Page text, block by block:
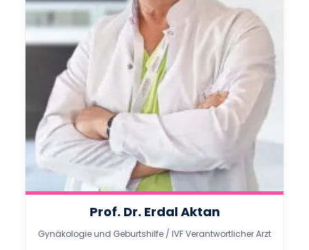
Prof. Dr. Erdal Aktan
Gynäkologie und Geburtshilfe / IVF Verantwortlicher Arzt